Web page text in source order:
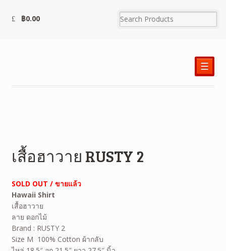
฿0.00
☰
เสื้อฮาวาย RUSTY 2
SOLD OUT / ขายแล้ว
Hawaii Shirt
เสื้อฮาวาย
ลาย ดอกไม้
Brand : RUSTY 2
Size M 100% Cotton ผ้ากลับ